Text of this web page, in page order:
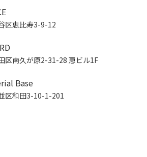
区恵比寿3-9-12
区南久が原2-31-28 恵ビル1F
Base
区和田3-10-1-201